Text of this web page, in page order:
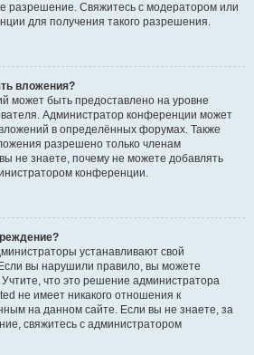
разрешение. Свяжитесь с модератором или
для получения такого разрешения.
вложения?
может быть предоставлено на уровне
Администратор конференции может
в определённых форумах. Также
разрешено только членам
не знаете, почему не можете добавлять
конференции.
устанавливают свой
вы нарушили правило, вы можете
что это решение администратора
не имеет никакого отношения к
на данном сайте. Если вы не знаете, за
свяжитесь с администратором